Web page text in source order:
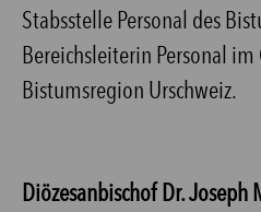
Stabsstelle Personal des
Bereichsleiterin Personal
Bistumsregion Urschweiz.
Diözesanbischof Dr.